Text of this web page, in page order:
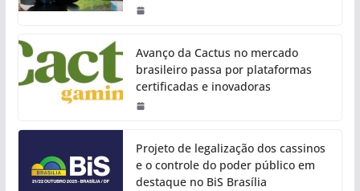
Avanço da Cactus no mercado
brasileiro passa por plataformas
certificadas e inovadoras
Projeto de legalização dos cassinos
e o controle do poder público em
destaque no BiS Brasília